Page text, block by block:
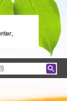
搜
尋